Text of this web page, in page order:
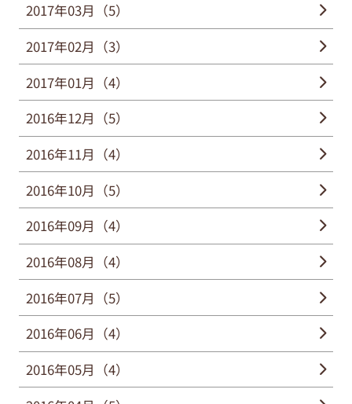
2017年03月（5）
2017年02月（3）
2017年01月（4）
2016年12月（5）
2016年11月（4）
2016年10月（5）
2016年09月（4）
2016年08月（4）
2016年07月（5）
2016年06月（4）
2016年05月（4）